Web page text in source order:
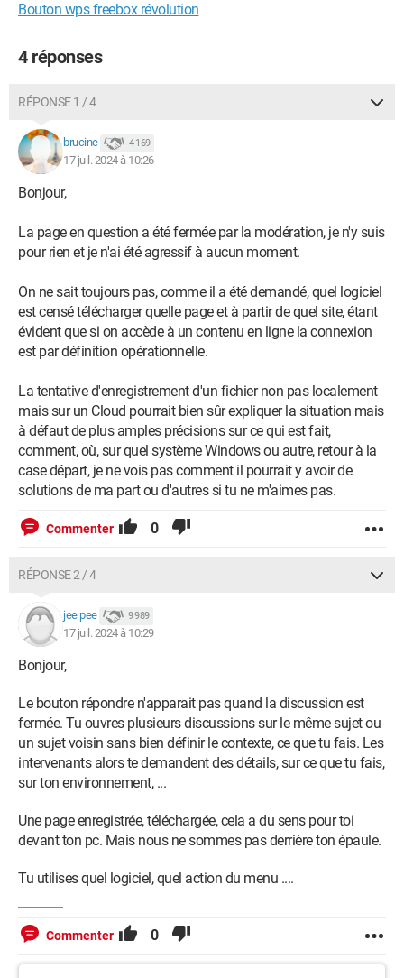
Bouton wps freebox révolution
4 réponses
RÉPONSE 1 / 4
brucine 4 169
17 juil. 2024 à 10:26
Bonjour,
La page en question a été fermée par la modération, je n'y suis
pour rien et je n'ai été agressif à aucun moment.
On ne sait toujours pas, comme il a été demandé, quel logiciel
est censé télécharger quelle page et à partir de quel site, étant
évident que si on accède à un contenu en ligne la connexion
est par définition opérationnelle.
La tentative d'enregistrement d'un fichier non pas localement
mais sur un Cloud pourrait bien sûr expliquer la situation mais
à défaut de plus amples précisions sur ce qui est fait,
comment, où, sur quel système Windows ou autre, retour à la
case départ, je ne vois pas comment il pourrait y avoir de
solutions de ma part ou d'autres si tu ne m'aimes pas.
Commenter 0
RÉPONSE 2 / 4
jee pee 9 989
17 juil. 2024 à 10:29
Bonjour,
Le bouton répondre n'apparait pas quand la discussion est
fermée. Tu ouvres plusieurs discussions sur le même sujet ou
un sujet voisin sans bien définir le contexte, ce que tu fais. Les
intervenants alors te demandent des détails, sur ce que tu fais,
sur ton environnement, ...
Une page enregistrée, téléchargée, cela a du sens pour toi
devant ton pc. Mais nous ne sommes pas derrière ton épaule.
Tu utilises quel logiciel, quel action du menu ....
Commenter 0